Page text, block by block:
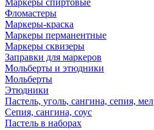
Маркеры спиртовые
Фломастеры
Маркеры-краска
Маркеры перманентные
Маркеры сквизеры
Заправки для маркеров
Мольберты и этюдники
Мольберты
Этюдники
Пастель, уголь, сангина, сепия, мел
Сепия, сангина, соус
Пастель в наборах